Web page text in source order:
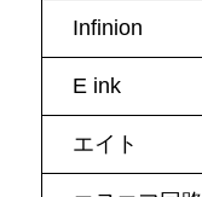
Infinion
E ink
エイト